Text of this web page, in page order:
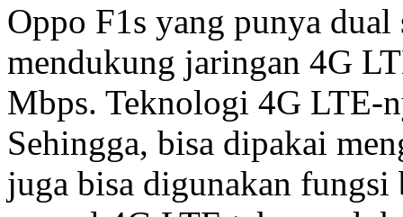
Oppo F1s yang punya
mendukung jaringan 4G
Mbps. Teknologi 4G LTE-
Sehingga, bisa dipakai
juga bisa digunakan fungsi